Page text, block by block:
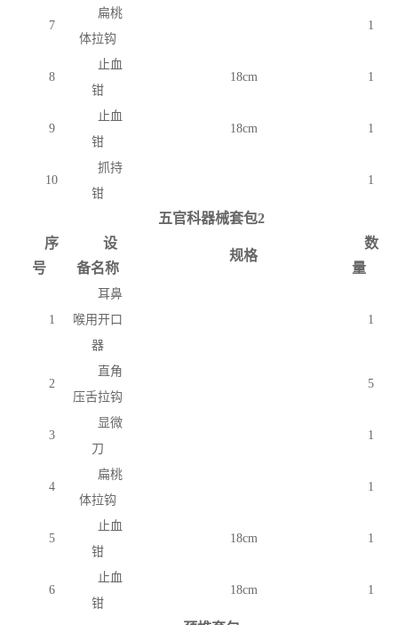
7
扁桃
体拉钩
1
8
止血
钳
18cm 1
9
止血
钳
18cm 1
10
抓持
钳
1
五官科器械套包2
序
号
设
备名称
规格
数
量
1
耳鼻
喉用开口
器
1
2
直角
压舌拉钩
5
3
显微
刀
1
4
扁桃
体拉钩
1
5
止血
钳
18cm 1
6
止血
钳
18cm 1